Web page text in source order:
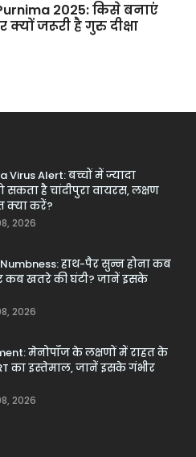
2025: किसे बनाएं
जरूरी है गुरु दीक्षा
Virus Alert: बच्चों में ज्यादा
है चांदीपुरा वायरस, लक्षण
क्या करें?
2026
हाथ-पैर सुन्न होना कब
कब खतरे की घंटी? जानें इसके
2026
मेनोपॉज के लक्षणों में राहत के
का इस्तेमाल, जानें इसके गंभीर
2026